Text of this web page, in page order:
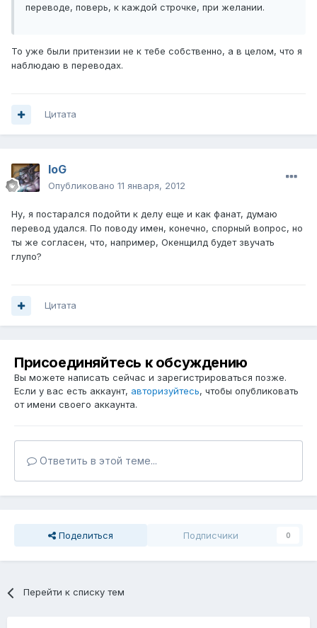
переводе, поверь, к каждой строчке, при желании.
То уже были притензии не к тебе собственно, а в целом, что я
наблюдаю в переводах.
Цитата
IoG
Опубликовано 11 января, 2012
Ну, я постарался подойти к делу еще и как фанат, думаю
перевод удался. По поводу имен, конечно, спорный вопрос, но
ты же согласен, что, например, Окенщилд будет звучать
глупо?
Цитата
Присоединяйтесь к обсуждению
Вы можете написать сейчас и зарегистрироваться позже.
Если у вас есть аккаунт, авторизуйтесь, чтобы опубликовать
от имени своего аккаунта.
Ответить в этой теме...
Поделиться Подписчики 0
Перейти к списку тем